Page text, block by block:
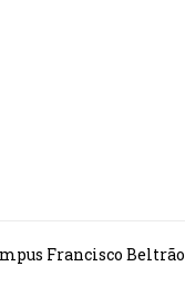
Francisco Beltrão